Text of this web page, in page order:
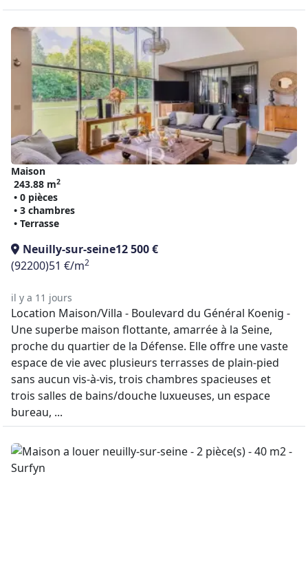
Maison
243.88 m2
• 0 pièces
• 3 chambres
• Terrasse
Neuilly-sur-seine12 500 €
(92200)51 €/m2
il y a 11 jours
Location Maison/Villa - Boulevard du Général Koenig -
Une superbe maison flottante, amarrée à la Seine,
proche du quartier de la Défense. Elle offre une vaste
espace de vie avec plusieurs terrasses de plain-pied
sans aucun vis-à-vis, trois chambres spacieuses et
trois salles de bains/douche luxueuses, un espace
bureau, ...